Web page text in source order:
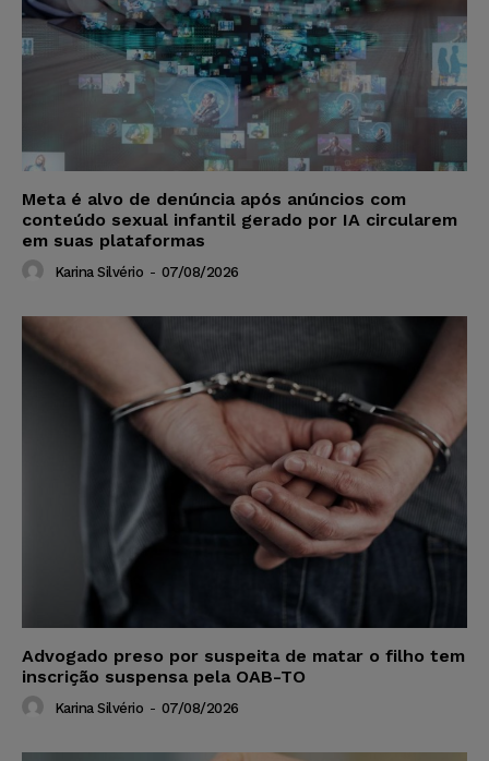
Meta é alvo de denúncia após anúncios com
conteúdo sexual infantil gerado por IA circularem
em suas plataformas
Karina Silvério - 07/08/2026
Advogado preso por suspeita de matar o filho tem
inscrição suspensa pela OAB-TO
Karina Silvério - 07/08/2026